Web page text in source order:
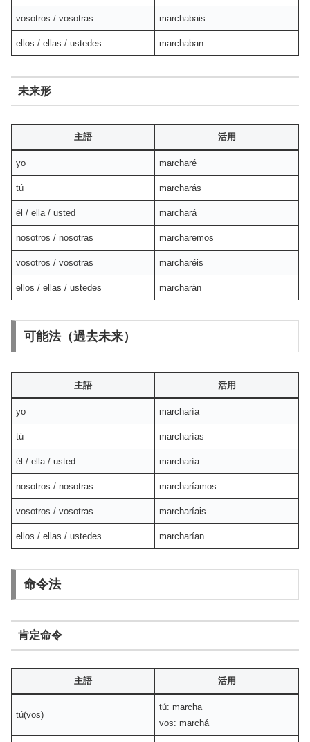
vosotros / vosotras marchabais
ellos / ellas / ustedes marchaban
未来形
主語 活用
yo marcharé
tú marcharás
él / ella / usted marchará
nosotros / nosotras marcharemos
vosotros / vosotras marcharéis
ellos / ellas / ustedes marcharán
可能法（過去未来）
主語 活用
yo marcharía
tú marcharías
él / ella / usted marcharía
nosotros / nosotras marcharíamos
vosotros / vosotras marcharíais
ellos / ellas / ustedes marcharían
命令法
肯定命令
主語 活用
tú(vos)
tú: marcha
vos: marchá